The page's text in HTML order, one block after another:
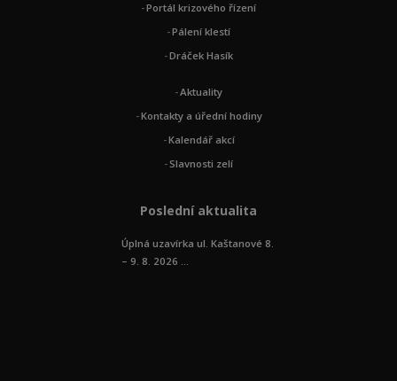
Portál krizového řízení
Pálení klestí
Dráček Hasík
Aktuality
Kontakty a úřední hodiny
Kalendář akcí
Slavnosti zelí
Poslední aktualita
Úplná uzavírka ul. Kaštanové 8.
– 9. 8. 2026 ...